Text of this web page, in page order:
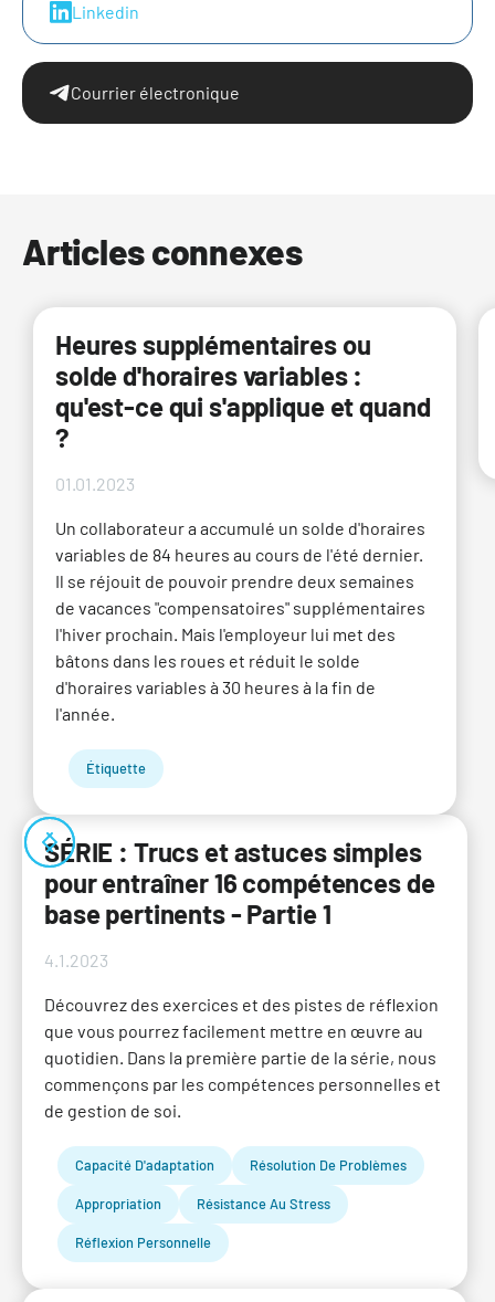
Linkedin
Courrier électronique
Articles connexes
Heures supplémentaires ou
solde d'horaires variables :
qu'est-ce qui s'applique et quand
?
01.01.2023
Un collaborateur a accumulé un solde d'horaires
variables de 84 heures au cours de l'été dernier.
Il se réjouit de pouvoir prendre deux semaines
de vacances "compensatoires" supplémentaires
l'hiver prochain. Mais l'employeur lui met des
bâtons dans les roues et réduit le solde
d'horaires variables à 30 heures à la fin de
l'année.
Étiquette
SÉRIE : Trucs et astuces simples
pour entraîner 16 compétences de
base pertinents - Partie 1
4.1.2023
Découvrez des exercices et des pistes de réflexion
que vous pourrez facilement mettre en œuvre au
quotidien. Dans la première partie de la série, nous
commençons par les compétences personnelles et
de gestion de soi.
Capacité D'adaptation Résolution De Problèmes
Appropriation Résistance Au Stress
Réflexion Personnelle